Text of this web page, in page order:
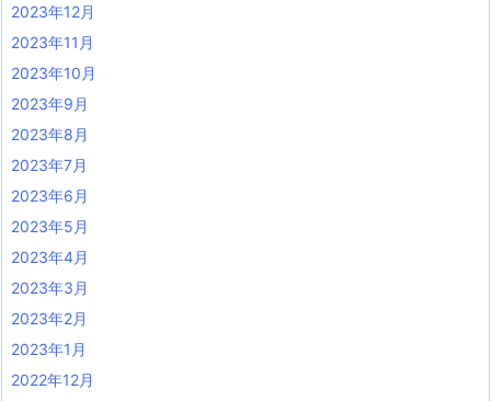
2023年12月
2023年11月
2023年10月
2023年9月
2023年8月
2023年7月
2023年6月
2023年5月
2023年4月
2023年3月
2023年2月
2023年1月
2022年12月